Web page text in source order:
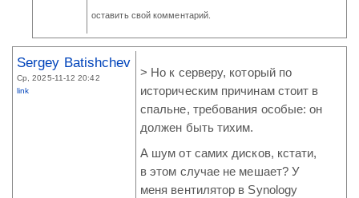
оставить свой комментарий.
Sergey Batishchev
Ср, 2025-11-12 20:42
link
> Но к серверу, который по
историческим причинам стоит в
спальне, требования особые: он
должен быть тихим.
А шум от самих дисков, кстати,
в этом случае не мешает? У
меня вентилятор в Synology